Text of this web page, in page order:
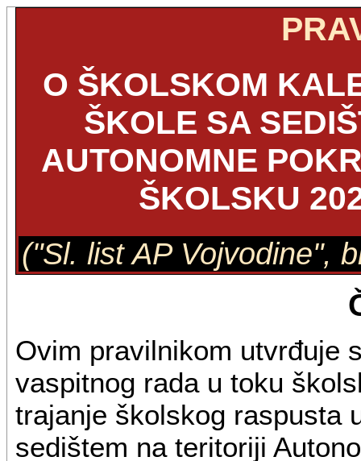
O ŠKOLSKOM
ŠKOLE SA
AUTONOMNE
ŠKOLSKU
("Sl. list AP Vojvodine",
Ovim pravilnikom utvrđuje
vaspitnog rada u toku
trajanje školskog raspusta
sedištem na teritoriji